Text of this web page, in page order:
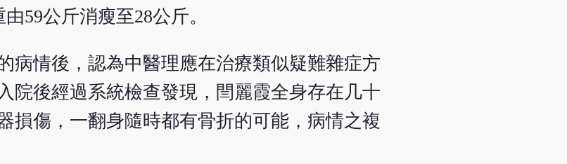
59公斤消瘦至28公斤。
病情後，認為中醫理應在治療類似疑難雜症方
院後經過系統檢查發現，閆麗霞全身存在几十
損傷，一翻身隨時都有骨折的可能，病情之複